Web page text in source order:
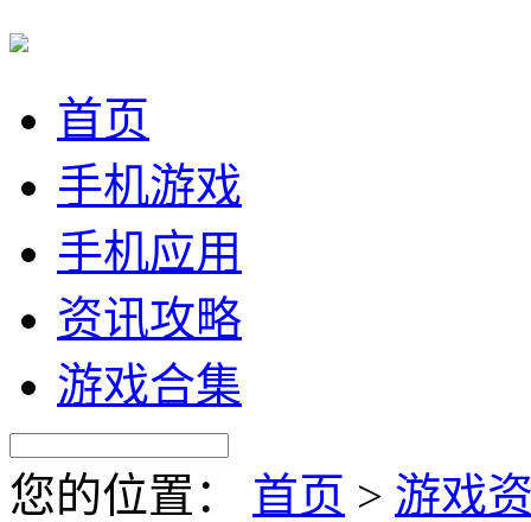
首页
手机游戏
手机应用
资讯攻略
游戏合集
您的位置： 首页 > 游戏